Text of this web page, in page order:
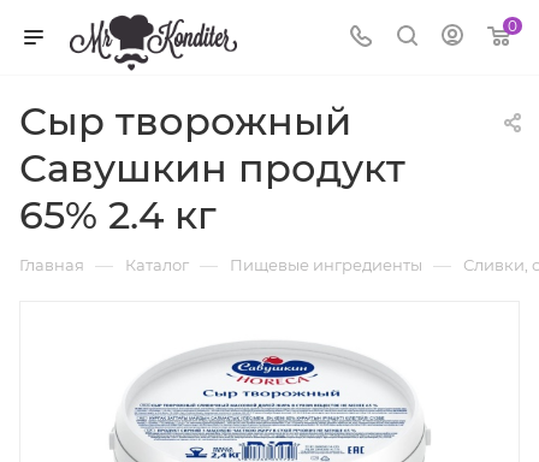
0
Сыр творожный
Савушкин продукт
65% 2.4 кг
Главная — Каталог — Пищевые ингредиенты — Сливки,